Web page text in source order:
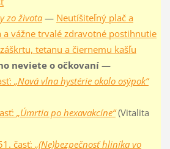
zo života— Neutíšiteľný plač a
a vážne trvalé zdravotné postihnutie
tetanu a čiernemu kašľu
neviete o očkovaní—
„Nová vlna hystérie okolo osýpok“
„Úmrtia po hexavakcíne“(Vitalita
časť: „(Ne)bezpečnosť hliníka vo